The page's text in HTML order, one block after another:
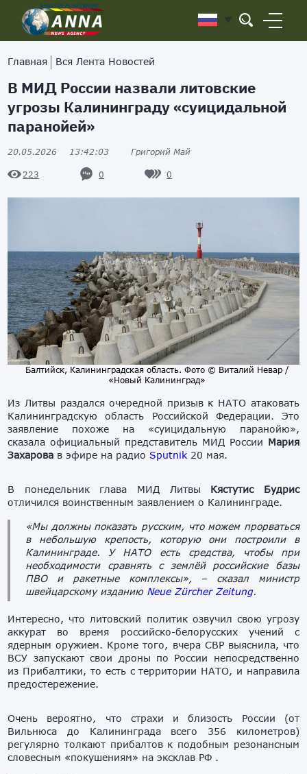
Главная Вся Лента Новостей
В МИД России назвали литовские
угрозы Калининграду «суицидальной
паранойей»
20.05.2026 13:42:03 Григорий Май
223 0 0
Балтийск, Калининградская область. Фото © Виталий Невар /
«Новый Калининград»
Из Литвы раздался очередной призыв к НАТО атаковать
Калининградскую область Российской Федерации. Это
заявление похоже на «суицидальную паранойю»,
сказала официальный представитель МИД России Мария
Захарова в эфире на радио Sputnik 20 мая.
В понедельник глава МИД Литвы Кястутис Будрис
отличился воинственным заявлением о Калининграде.
«Мы должны показать русским, что можем прорваться
в небольшую крепость, которую они построили в
Калининграде. У НАТО есть средства, чтобы при
необходимости сравнять с землёй российские базы
ПВО и ракетные комплексы», – сказал министр
швейцарскому изданию Neue Zürcher Zeitung.
Интересно, что литовский политик озвучил свою угрозу
аккурат во время российско-белорусских учений с
ядерным оружием. Кроме того, вчера СВР выяснила, что
ВСУ запускают свои дроны по России непосредственно
из Прибалтики, то есть с территории НАТО, и направила
предостережение.
Очень вероятно, что страхи и близость России (от
Вильнюса до Калининграда всего 356 километров)
регулярно толкают прибалтов к подобным резонансным
словесным «покушениям» на эксклав РФ .